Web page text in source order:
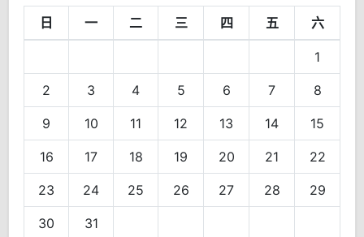
日 一 二 三 四 五 六
1
2 3 4 5 6 7 8
9 10 11 12 13 14 15
16 17 18 19 20 21 22
23 24 25 26 27 28 29
30 31